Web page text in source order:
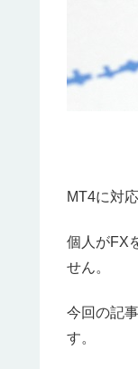
MT4に対
個人がFX
せん。
今回の記
す。